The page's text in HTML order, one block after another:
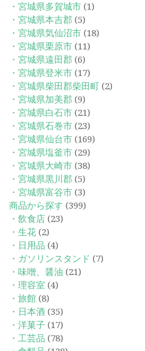
・宮城県多賀城市 (1)
・宮城県本吉郡 (5)
・宮城県気仙沼市 (18)
・宮城県栗原市 (11)
・宮城県遠田郡 (6)
・宮城県登米市 (17)
・宮城県柴田郡柴田町 (2)
・宮城県加美郡 (9)
・宮城県白石市 (21)
・宮城県石巻市 (23)
・宮城県仙台市 (169)
・宮城県塩釜市 (29)
・宮城県大崎市 (38)
・宮城県黒川郡 (5)
・宮城県富谷市 (3)
商品から探す (399)
・飲食店 (23)
・生花 (2)
・日用品 (4)
・ガソリンスタンド (7)
・味噌、醤油 (21)
・理容室 (4)
・旅館 (8)
・日本酒 (35)
・洋菓子 (17)
・工芸品 (78)